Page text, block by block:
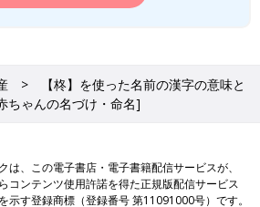
【柊】を使った名前の漢字の意味と
ちゃんの名づけ・命名]
は、この電子書店・電子書籍配信サービスが、
コンテンツ使用許諾を得た正規版配信サービス
示す登録商標（登録番号 第11091000号）です。